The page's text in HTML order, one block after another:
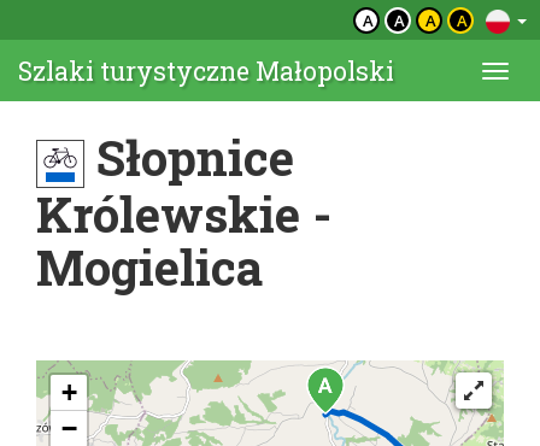
A A A A
Szlaki turystyczne Małopolski
Słopnice
Królewskie -
Mogielica
+
−